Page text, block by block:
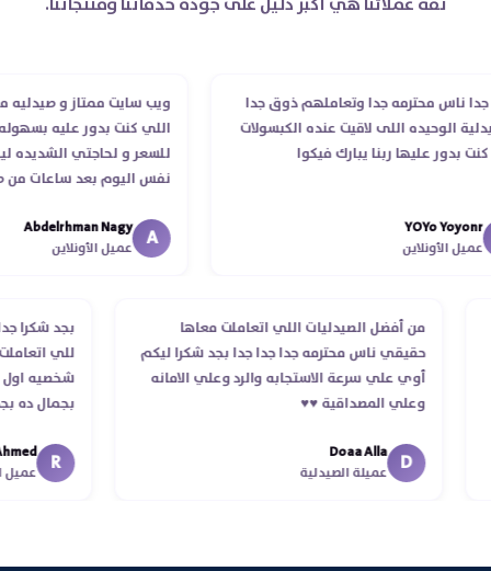
ناس محترمه جدا وتعاملهم ذوق جدا
الوحيده اللى لاقيت عنده الكبسولات
عليها ربنا يبارك فيكوا
YOYo
الأونلاين
ويب سايت ممتاز و صيدليه
اللي كنت بدور عليه بسهوله و
للسعر و لحاجتي الشديده ليه
نفس اليوم بعد ساعات من
انتهاء موعد عمله ..فضل يتابع
استلمت ..شكرا جزيلا ليكم
A
Abdelrhman Nagy
عميل الأونلاين
من أفضل الصيدليات اللي اتعاملت معاها
حقيقي ناس محترمه جدا جدا جدا بجد شكرا ليكم
أوي علي سرعة الاستجابه والرد وعلي الامانه
وعلي المصداقية ♥️♥️‏
D
Doaa Alla
عميلة الصيدلية
بجد
للي
شخصيه
بجمال
R